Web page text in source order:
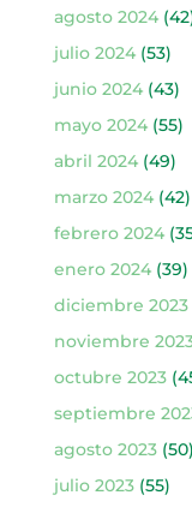
agosto 2024
julio 2024(53)
junio 2024(43)
mayo 2024(55)
abril 2024(49)
marzo 2024(42)
febrero 2024
enero 2024(39)
diciembre 2023
noviembre
octubre 2023
septiembre
agosto 2023(50)
julio 2023(55)